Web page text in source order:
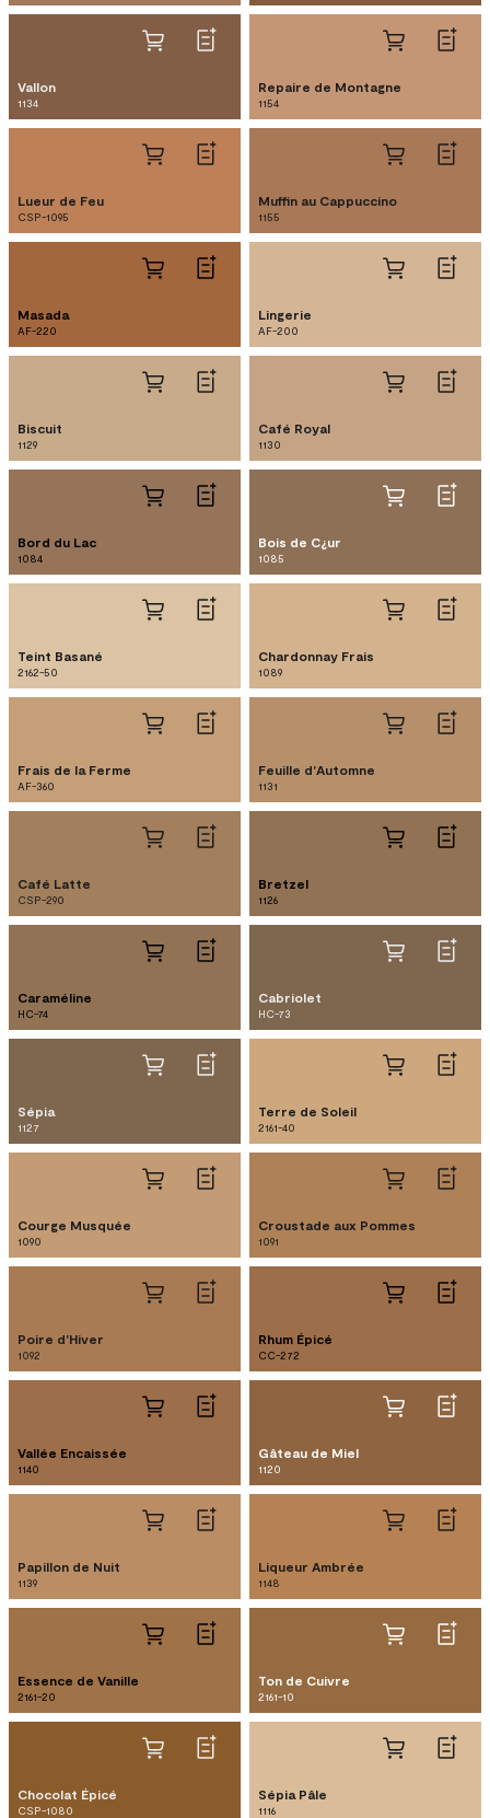
Vallon
1134
Repaire de Montagne
1154
Lueur de Feu
CSP-1095
Muffin au Cappuccino
1155
Masada
AF-220
Lingerie
AF-200
Biscuit
1129
Café Royal
1130
Bord du Lac
1084
Bois de C¿ur
1085
Teint Basané
2162-50
Chardonnay Frais
1089
Frais de la Ferme
AF-360
Feuille d'Automne
1131
Café Latte
CSP-290
Bretzel
1126
Caraméline
HC-74
Cabriolet
HC-73
Sépia
1127
Terre de Soleil
2161-40
Courge Musquée
1090
Croustade aux Pommes
1091
Poire d'Hiver
1092
Rhum Épicé
CC-272
Vallée Encaissée
1140
Gâteau de Miel
1120
Papillon de Nuit
1139
Liqueur Ambrée
1148
Essence de Vanille
2161-20
Ton de Cuivre
2161-10
Chocolat Épicé
CSP-1080
Sépia Pâle
1116